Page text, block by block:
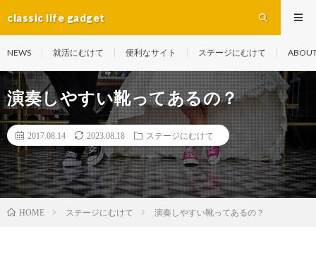
classic life gadget
NEWS 就活にむけて 便利なサイト ステージにむけて
演奏しやすい靴ってあるの？
2017.08.14 2023.08.18 ステージにむけて
HOME ステージにむけて 演奏しやすい靴ってあるの？